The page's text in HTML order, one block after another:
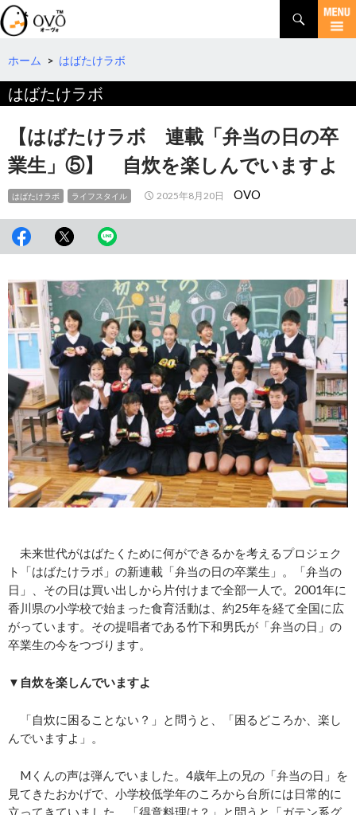
検
索
コ
テ
ツ
へ
ホーム > はばたけラボ
はばたけラボ
【はばたけラボ 連載「弁当の日の卒
業生」⑤】 自炊を楽しんでいますよ
はばたけラボ ライフスタイル 2025年8月20日 OVO
未来世代がはばたくために何ができるかを考えるプロジェク
ト「はばたけラボ」の新連載「弁当の日の卒業生」。「弁当の
日」、その日は買い出しから片付けまで全部一人で。2001年に
香川県の小学校で始まった食育活動は、約25年を経て全国に広
がっています。その提唱者である竹下和男氏が「弁当の日」の
卒業生の今をつづります。
▼自炊を楽しんでいますよ
「自炊に困ることない？」と問うと、「困るどころか、楽し
んでいますよ」。
Mくんの声は弾んでいました。4歳年上の兄の「弁当の日」を
見てきたおかげで、小学校低学年のころから台所には日常的に